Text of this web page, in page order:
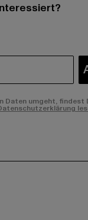
Daten umgeht, findest